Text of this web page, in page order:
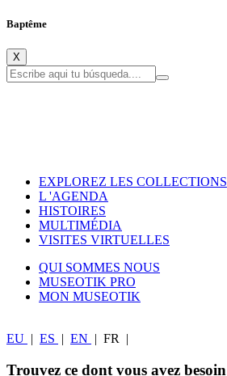
Baptême
X
EXPLOREZ LES COLLECTIONS
L 'AGENDA
HISTOIRES
MULTIMÉDIA
VISITES VIRTUELLES
QUI SOMMES NOUS
MUSEOTIK PRO
MON MUSEOTIK
EU | ES | EN | FR |
Trouvez ce dont vous avez besoin